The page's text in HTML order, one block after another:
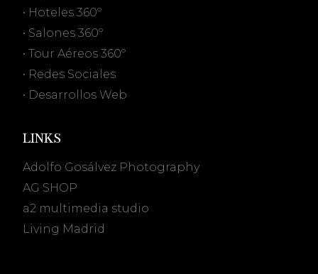
• Hoteles 360º
• Salones 360º
• Tour Aéreos 360º
• Redes Sociales
• Desarrollos Web
LINKS
Adolfo Gosálvez Photography
AG SHOP
a2 multimedia studio
Living Madrid